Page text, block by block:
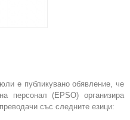
е публикувано обявление, че
персонал (EPSO) организира
със следните езици: